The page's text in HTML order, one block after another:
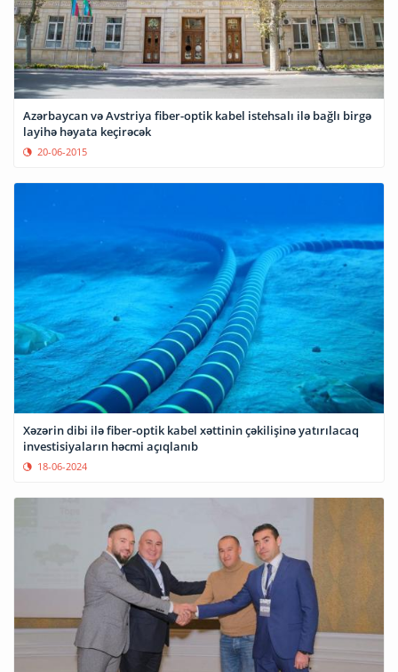
Azərbaycan və Avstriya fiber-optik kabel istehsalı ilə bağlı birgə
layihə həyata keçirəcək
20-06-2015
Xəzərin dibi ilə fiber-optik kabel xəttinin çəkilişinə yatırılacaq
investisiyaların həcmi açıqlanıb
18-06-2024